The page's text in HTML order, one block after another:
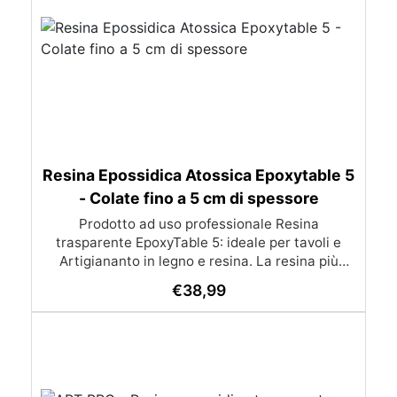
Resina Epossidica Atossica Epoxytable 5
- Colate fino a 5 cm di spessore
Prodotto ad uso professionale Resina
trasparente EpoxyTable 5: ideale per tavoli e
Artigiananto in legno e resina. La resina più
perfetta per colate di alto spessore fino a 5 cm.
Applicazioni Principali: Realizzazione di tavoli in
monete, pietre, ecc) Colate riempitive in
€38,99